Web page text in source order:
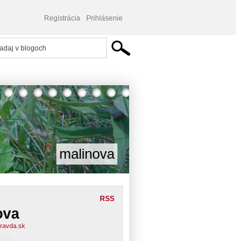
Registrácia Prihlásenie
malinova
RSS